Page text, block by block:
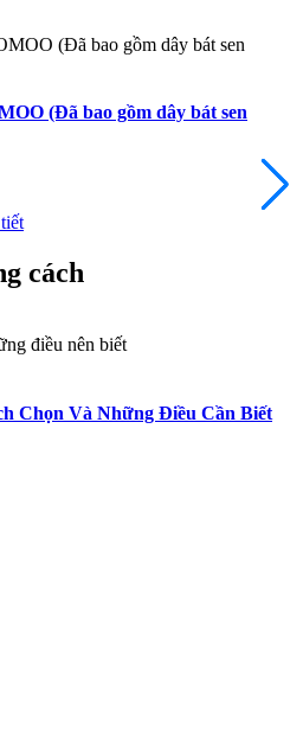
(Đã bao gồm dây bát sen
cách
Chọn Và Những Điều Cần Biết